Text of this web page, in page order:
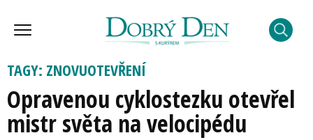
TAGY: ZNOVUOTEVŘENÍ
Opravenou cyklostezku otevřel
mistr světa na velocipédu